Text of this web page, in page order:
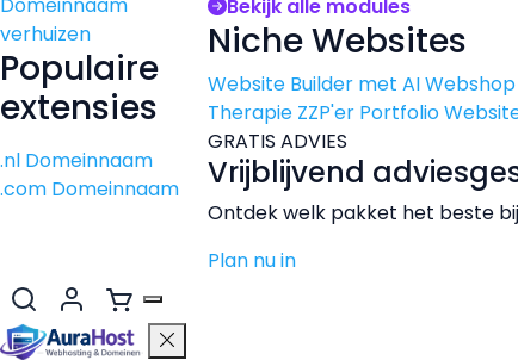
verhuizen
Populaire
extensies
.nl Domeinnaam
.com Domeinnaam
Bekijk alle modules
Niche Websites
Website Builder met AI
Therapie ZZP'er Portfolio
GRATIS ADVIES
Vrijblijvend
Ontdek welk pakket het beste
Plan nu in